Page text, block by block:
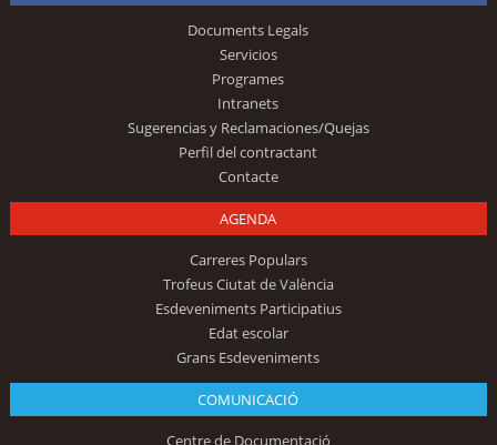
Documents Legals
Servicios
Programes
Intranets
Sugerencias y Reclamaciones/Quejas
Perfil del contractant
Contacte
AGENDA
Carreres Populars
Trofeus Ciutat de València
Esdeveniments Participatius
Edat escolar
Grans Esdeveniments
COMUNICACIÓ
Centre de Documentació